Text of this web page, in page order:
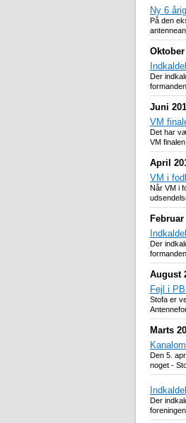
Ny 6
På den
Oktober
Der
Juni
VM
Det har
VM
April
VM i
Når VM i
Februar
Der
August
Fejl i
Stofa er
Marts
Den 5.
noget -
Der